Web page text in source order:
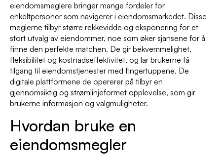
eiendomsmeglere bringer mange fordeler for
enkeltpersoner som navigerer i eiendomsmarkedet. Disse
meglerne tilbyr større rekkevidde og eksponering for et
stort utvalg av eiendommer, noe som øker sjansene for å
finne den perfekte matchen. De gir bekvemmelighet,
fleksibilitet og kostnadseffektivitet, og lar brukerne få
tilgang til eiendomstjenester med fingertuppene. De
digitale plattformene de opererer på tilbyr en
gjennomsiktig og strømlinjeformet opplevelse, som gir
brukerne informasjon og valgmuligheter.
Hvordan bruke en
eiendomsmegler